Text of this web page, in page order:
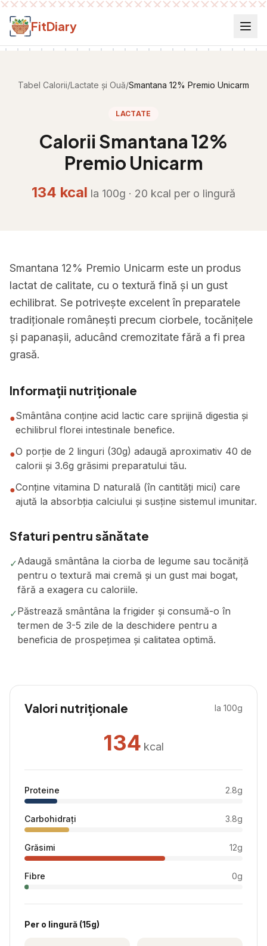
Salt la conținut
FitDiary
Tabel Calorii/Lactate și Ouă/Smantana 12% Premio Unicarm
LACTATE
Calorii Smantana 12%
Premio Unicarm
134 kcal la 100g · 20 kcal per o lingură
Smantana 12% Premio Unicarm este un produs
lactat de calitate, cu o textură fină și un gust
echilibrat. Se potrivește excelent în preparatele
tradiționale românești precum ciorbele, tocănițele
și papanașii, aducând cremozitate fără a fi prea
grasă.
Informații nutriționale
●Smântâna conține acid lactic care sprijină digestia și
echilibrul florei intestinale benefice.
●O porție de 2 linguri (30g) adaugă aproximativ 40 de
calorii și 3.6g grăsimi preparatului tău.
●Conține vitamina D naturală (în cantități mici) care
ajută la absorbția calciului și susține sistemul imunitar.
Sfaturi pentru sănătate
✓Adaugă smântâna la ciorba de legume sau tocăniță
pentru o textură mai cremă și un gust mai bogat,
fără a exagera cu caloriile.
✓Păstrează smântâna la frigider și consumă-o în
termen de 3-5 zile de la deschidere pentru a
beneficia de prospețimea și calitatea optimă.
Valori nutriționale la 100g
134 kcal
Proteine 2.8g
Carbohidrați 3.8g
Grăsimi 12g
Fibre 0g
Per o lingură (15g)